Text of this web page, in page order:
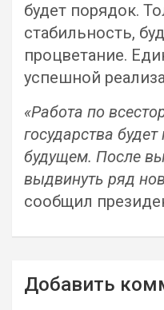
будет порядок.
стабильность,
процветание.
успешной
«Работа по
государства
будущем. После
выдвинуть ряд
сообщил
Навигация
по
Добавить